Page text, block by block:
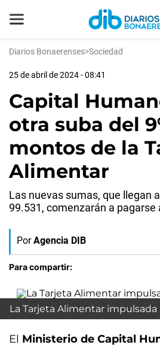
Diarios Bonaerenses>Sociedad
25 de abril de 2024 - 08:41
Capital
otra suba del
montos de la
Alimentar
Las nuevas sumas, que llegan
99.531, comenzarán a pagarse
Por Agencia DIB
Para compartir:
La Tarjeta Alimentar impulsada
El Ministerio de Capital